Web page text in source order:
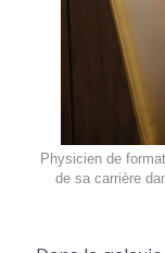
Physicien de
de sa carrière